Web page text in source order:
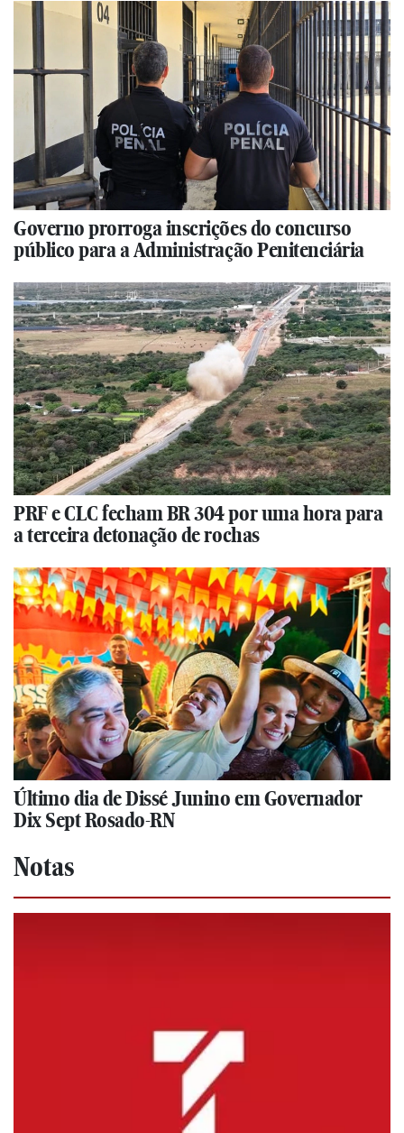
Governo prorroga inscrições do concurso
público para a Administração Penitenciária
PRF e CLC fecham BR 304 por uma hora para
a terceira detonação de rochas
Último dia de Dissé Junino em Governador
Dix Sept Rosado-RN
Notas